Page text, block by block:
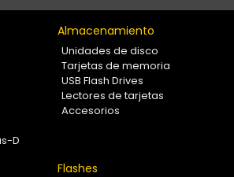
D
Almacenamiento
Unidades de disco
Tarjetas de memoria
USB Flash Drives
Lectores de tarjetas
Accesorios
Flashes